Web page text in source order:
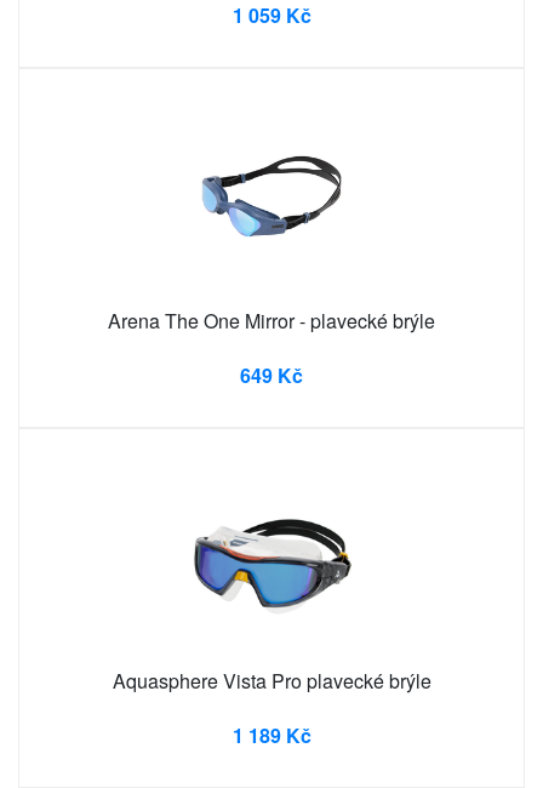
1 059 Kč
Arena The One Mirror - plavecké brýle
649 Kč
Aquasphere Vista Pro plavecké brýle
1 189 Kč